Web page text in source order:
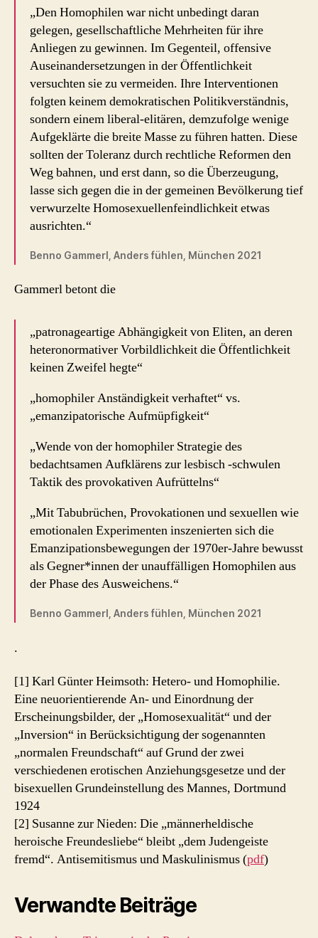
„Den Homophilen war nicht unbedingt daran
gelegen, gesellschaftliche Mehrheiten für ihre
Anliegen zu gewinnen. Im Gegenteil, offensive
Auseinandersetzungen in der Öffentlichkeit
versuchten sie zu vermeiden. Ihre Interventionen
folgten keinem demokratischen Politikverständnis,
sondern einem liberal-elitären, demzufolge wenige
Aufgeklärte die breite Masse zu führen hatten. Diese
sollten der Toleranz durch rechtliche Reformen den
Weg bahnen, und erst dann, so die Überzeugung,
lasse sich gegen die in der gemeinen Bevölkerung tief
verwurzelte Homosexuellenfeindlichkeit etwas
ausrichten.“
Benno Gammerl, Anders fühlen, München 2021
Gammerl betont die
„patronageartige Abhängigkeit von Eliten, an deren
heteronormativer Vorbildlichkeit die Öffentlichkeit
keinen Zweifel hegte“
„homophiler Anständigkeit verhaftet“ vs.
„emanzipatorische Aufmüpfigkeit“
„Wende von der homophiler Strategie des
bedachtsamen Aufklärens zur lesbisch -schwulen
Taktik des provokativen Aufrüttelns“
„Mit Tabubrüchen, Provokationen und sexuellen wie
emotionalen Experimenten inszenierten sich die
Emanzipationsbewegungen der 1970er-Jahre bewusst
als Gegner*innen der unauffälligen Homophilen aus
der Phase des Ausweichens.“
Benno Gammerl, Anders fühlen, München 2021
.
[1] Karl Günter Heimsoth: Hetero- und Homophilie.
Eine neuorientierende An- und Einordnung der
Erscheinungsbilder, der „Homosexualität“ und der
„Inversion“ in Berücksichtigung der sogenannten
„normalen Freundschaft“ auf Grund der zwei
verschiedenen erotischen Anziehungsgesetze und der
bisexuellen Grundeinstellung des Mannes, Dortmund
1924
[2] Susanne zur Nieden: Die „männerheldische
heroische Freundesliebe“ bleibt „dem Judengeiste
fremd“. Antisemitismus und Maskulinismus (pdf)
Verwandte Beiträge